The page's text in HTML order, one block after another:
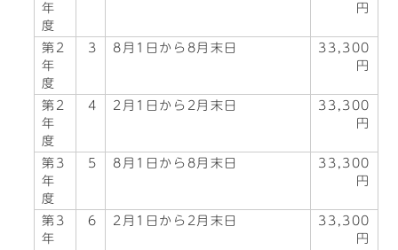
年
度
円
第2
年
度
3 8月1日から8月末日
33,300
円
第2
年
度
4 2月1日から2月末日
33,300
円
第3
年
度
5 8月1日から8月末日
33,300
円
第3
年
6 2月1日から2月末日
33,300
円